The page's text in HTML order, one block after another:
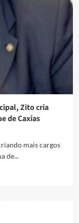
Zito cria
de Caxias
mais cargos
de...